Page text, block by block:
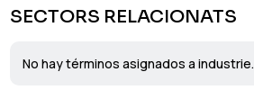
SECTORS RELACIONATS
No hay términos asignados a industrie.